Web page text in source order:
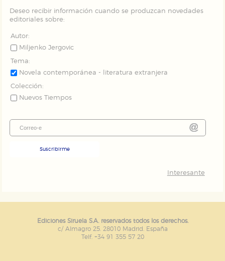
Deseo recibir información cuando se produzcan novedades
editoriales sobre:
Autor:
Miljenko Jergovic
Tema:
Novela contemporánea - literatura extranjera
Colección:
Nuevos Tiempos
Suscribirme
Interesante
Ediciones Siruela S.A. reservados todos los derechos.
c/ Almagro 25. 28010 Madrid. España
Telf. +34 91 355 57 20